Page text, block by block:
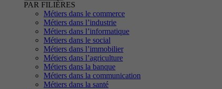
PAR FILIÈRES
Métiers dans le commerce
Métiers dans l’industrie
Métiers dans l’informatique
Métiers dans le social
Métiers dans l’immobilier
Métiers dans l’agriculture
Métiers dans la banque
Métiers dans la communication
Métiers dans la santé